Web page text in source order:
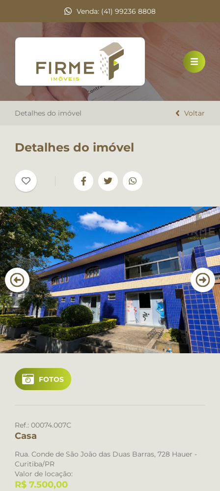
Venda: (41) 99236 8808
VENDA
LOCAÇÃO
DOCUMENTOS
DEPOIMENTOS
CANAL DE ÉTICA
Favoritos
Cadastre seu imóvel
Área do Cliente
Geral: (41) 3022 2400
Locação: (41) 3022 2400
Detalhes do imóvel Voltar
Detalhes do imóvel
FOTOS
Ref.: 00074.007C
Casa
Rua. Conde de São João das Duas Barras, 728 Hauer -
Curitiba/PR
Valor de locação:
R$ 7.500,00